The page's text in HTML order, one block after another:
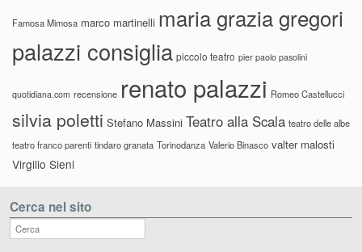
Famosa Mimosa marco martinelli maria grazia gregori
palazzi consiglia piccolo teatro pier paolo pasolini
quotidiana.com recensione renato palazzi Romeo Castellucci
silvia poletti Stefano Massini Teatro alla Scala teatro delle albe
teatro franco parenti tindaro granata Torinodanza Valerio Binasco valter malosti
Virgilio Sieni
Cerca nel sito